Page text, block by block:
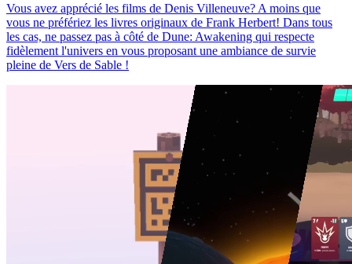
Vous avez apprécié les films de Denis Villeneuve? A moins que
vous ne préfériez les livres originaux de Frank Herbert! Dans tous
les cas, ne passez pas à côté de Dune: Awakening qui respecte
fidèlement l'univers en vous proposant une ambiance de survie
pleine de Vers de Sable !